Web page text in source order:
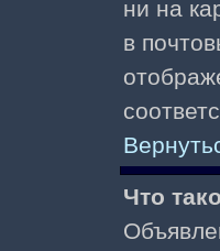
ни на
в
Что